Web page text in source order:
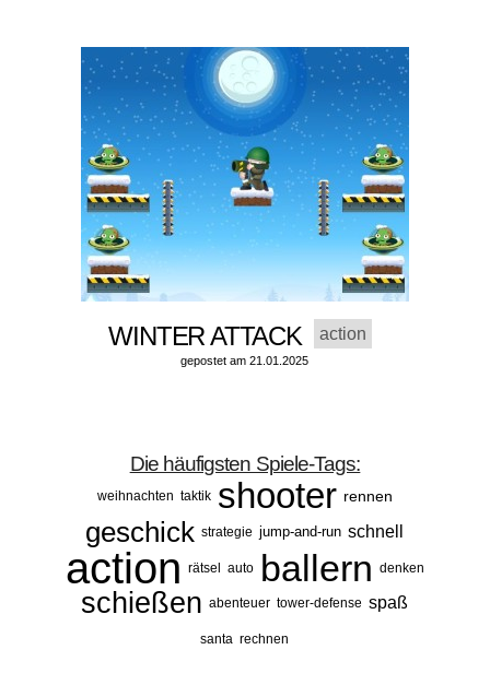
WINTER ATTACK action
gepostet am 21.01.2025
Die häufigsten Spiele-Tags:
weihnachten taktik shooter rennen
geschick strategie jump-and-run schnell
action rätsel auto ballern denken
schießen abenteuer tower-defense spaß
santa rechnen